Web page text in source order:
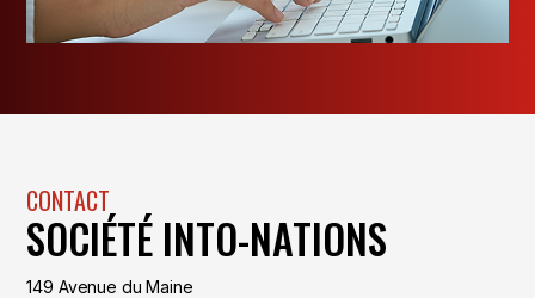
CONTACT
SOCIÉTÉ INTO-NATIONS
149 Avenue du Maine